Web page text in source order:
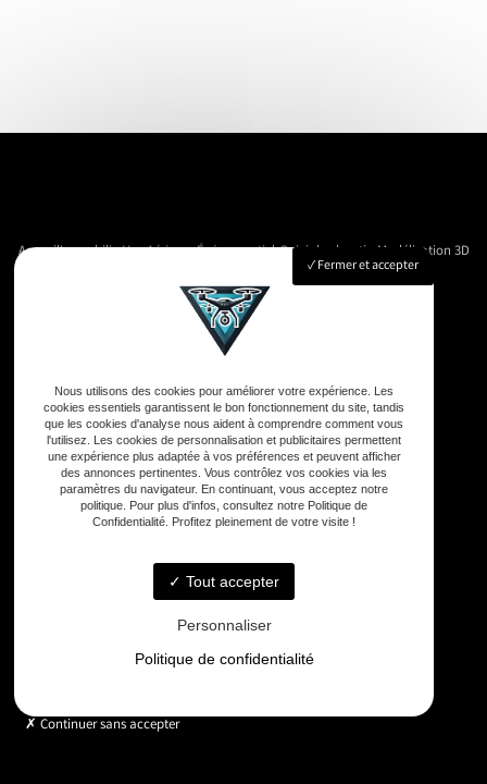
AccueilImmobilierVue AérienneÉvénementielsSuivi de chantier Modélisation 3D
Contact
Adresse
33590 Vensac
Téléphone
06 33 48 35 75
contact@gd-drones-services.fr
Horaires
Fermer et accepter
Nous utilisons des cookies pour améliorer votre expérience. Les
cookies essentiels garantissent le bon fonctionnement du site, tandis
que les cookies d'analyse nous aident à comprendre comment vous
l'utilisez. Les cookies de personnalisation et publicitaires permettent
une expérience plus adaptée à vos préférences et peuvent afficher
des annonces pertinentes. Vous contrôlez vos cookies via les
paramètres du navigateur. En continuant, vous acceptez notre
politique. Pour plus d'infos, consultez notre Politique de
Confidentialité. Profitez pleinement de votre visite !
Tout accepter
Personnaliser
Politique de confidentialité
Continuer sans accepter